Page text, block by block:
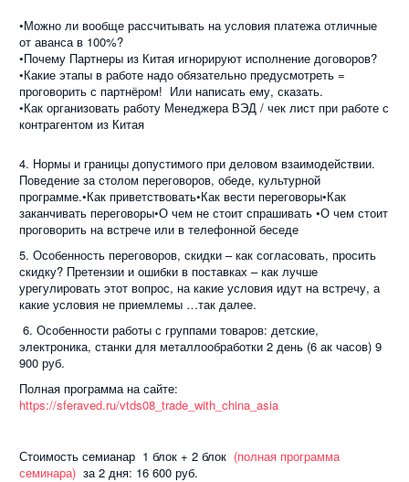
•Можно ли вообще рассчитывать на условия платежа отличные
от аванса в 100%?
•Почему Партнеры из Китая игнорируют исполнение договоров?
•Какие этапы в работе надо обязательно предусмотреть =
проговорить с партнёром! Или написать ему, сказать.
•Как организовать работу Менеджера ВЭД / чек лист при работе с
контрагентом из Китая
4. Нормы и границы допустимого при деловом взаимодействии.
Поведение за столом переговоров, обеде, культурной
программе.•Как приветствовать•Как вести переговоры•Как
заканчивать переговоры•О чем не стоит спрашивать •О чем стоит
проговорить на встрече или в телефонной беседе
5. Особенность переговоров, скидки – как согласовать, просить
скидку? Претензии и ошибки в поставках – как лучше
урегулировать этот вопрос, на какие условия идут на встречу, а
какие условия не приемлемы …так далее.
6. Особенности работы с группами товаров: детские,
электроника, станки для металлообработки 2 день (6 ак часов) 9
900 руб.
Полная программа на сайте:
https://sferaved.ru/vtds08_trade_with_china_asia
Стоимость семианар 1 блок + 2 блок (полная программа
семинара) за 2 дня: 16 600 руб.